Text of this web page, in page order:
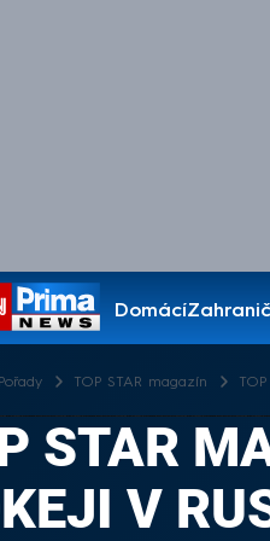
Domácí
Pořady
Pořady TOP STAR magazín
STAR
V